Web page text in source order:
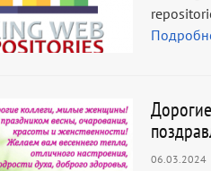
06.03.2024